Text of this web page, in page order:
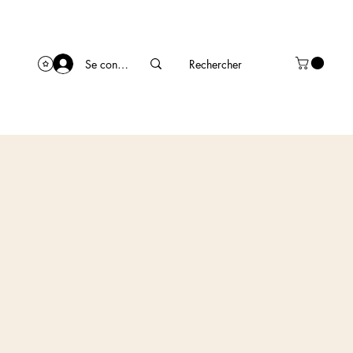
Se connecter